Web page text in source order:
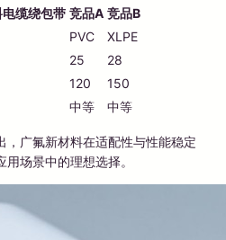
缆绕包带 竞品A 竞品B
PVC
XLPE
25
28
120
150
中等 中等
，广氟新材料在适配性与性能稳定
场景中的理想选择。